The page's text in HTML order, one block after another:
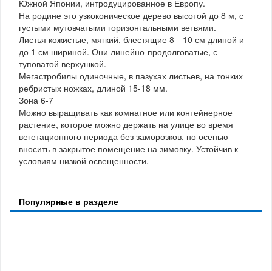
Южной Японии, интродуцированное в Европу.
На родине это узкоконическое дерево высотой до 8 м, с
густыми мутовчатыми горизонтальными ветвями.
Листья кожистые, мягкий, блестящие 8—10 см длиной и
до 1 см шириной. Они линейно-продолговатые, с
туповатой верхушкой.
Мегастробилы одиночные, в пазухах листьев, на тонких
ребристых ножках, длиной 15-18 мм.
Зона 6-7
Можно выращивать как комнатное или контейнерное
растение, которое можно держать на улице во время
вегетационного периода без заморозков, но осенью
вносить в закрытое помещение на зимовку. Устойчив к
условиям низкой освещенности.
Популярные в разделе